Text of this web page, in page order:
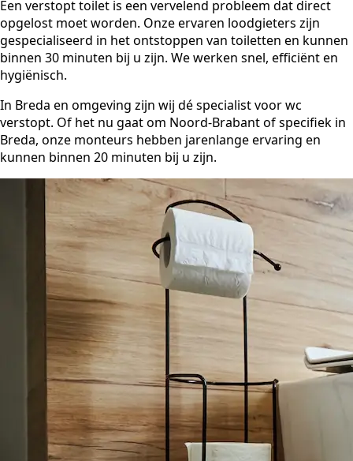
Een verstopt toilet is een vervelend probleem dat direct
opgelost moet worden. Onze ervaren loodgieters zijn
gespecialiseerd in het ontstoppen van toiletten en kunnen
binnen 30 minuten bij u zijn. We werken snel, efficiënt en
hygiënisch.
In Breda en omgeving zijn wij dé specialist voor wc
verstopt. Of het nu gaat om Noord-Brabant of specifiek in
Breda, onze monteurs hebben jarenlange ervaring en
kunnen binnen 20 minuten bij u zijn.